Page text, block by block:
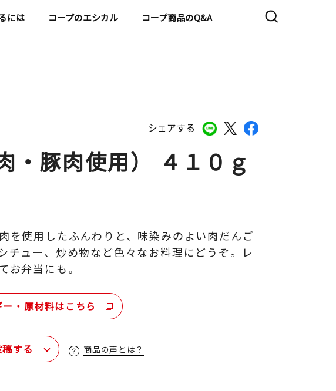
には コープのエシカル コープ商品のQ&A
シェアする
・豚肉使用） ４１０ｇ
を使用したふんわりと、味染みのよい肉だんご
チュー、炒め物など色々なお料理にどうぞ。レ
お弁当にも。
・原材料はこちら
する 商品の声とは？